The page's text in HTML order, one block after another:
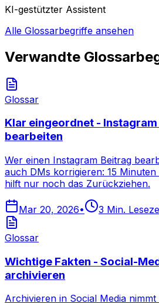
KI-gestützter Assistent
Alle Glossarbegriffe ansehen
Verwandte
Glossar
Klar eingeordnet -
bearbeiten
Wer einen Instagram Beitrag
auch DMs korrigieren: 15
hilft nur noch das Zurückziehen.
Mar 20, 2026• 3 Min.
Glossar
Wichtige Fakten - Social-
archivieren
Archivieren in Social Media